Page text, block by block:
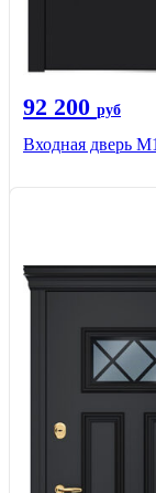
92 200 руб
Входная дверь